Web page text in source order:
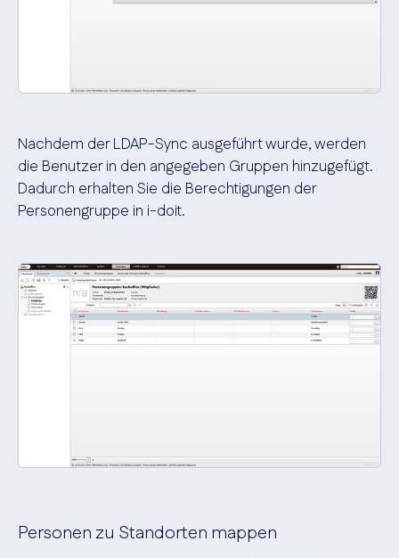
Nachdem der LDAP-Sync ausgeführt wurde, werden
die Benutzer in den angegeben Gruppen hinzugefügt.
Dadurch erhalten Sie die Berechtigungen der
Personengruppe in i-doit.
Personen zu Standorten mappen